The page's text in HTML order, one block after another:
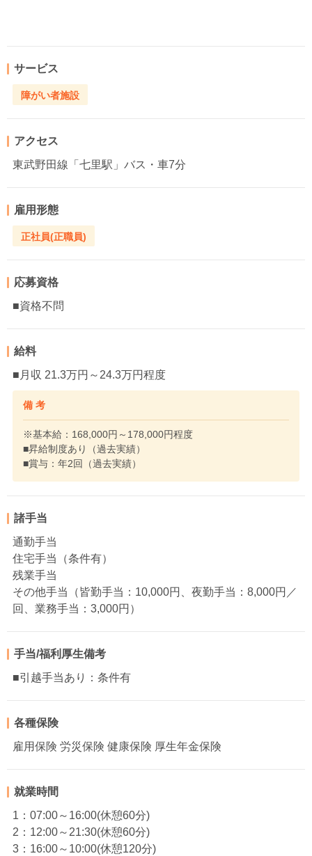
サービス
障がい者施設
アクセス
東武野田線「七里駅」バス・車7分
雇用形態
正社員(正職員)
応募資格
■資格不問
給料
■月収 21.3万円～24.3万円程度
備 考
※基本給：168,000円～178,000円程度
■昇給制度あり（過去実績）
■賞与：年2回（過去実績）
諸手当
通勤手当
住宅手当（条件有）
残業手当
その他手当（皆勤手当：10,000円、夜勤手当：8,000円／
回、業務手当：3,000円）
手当/福利厚生備考
■引越手当あり：条件有
各種保険
雇用保険 労災保険 健康保険 厚生年金保険
就業時間
1：07:00～16:00(休憩60分)
2：12:00～21:30(休憩60分)
3：16:00～10:00(休憩120分)